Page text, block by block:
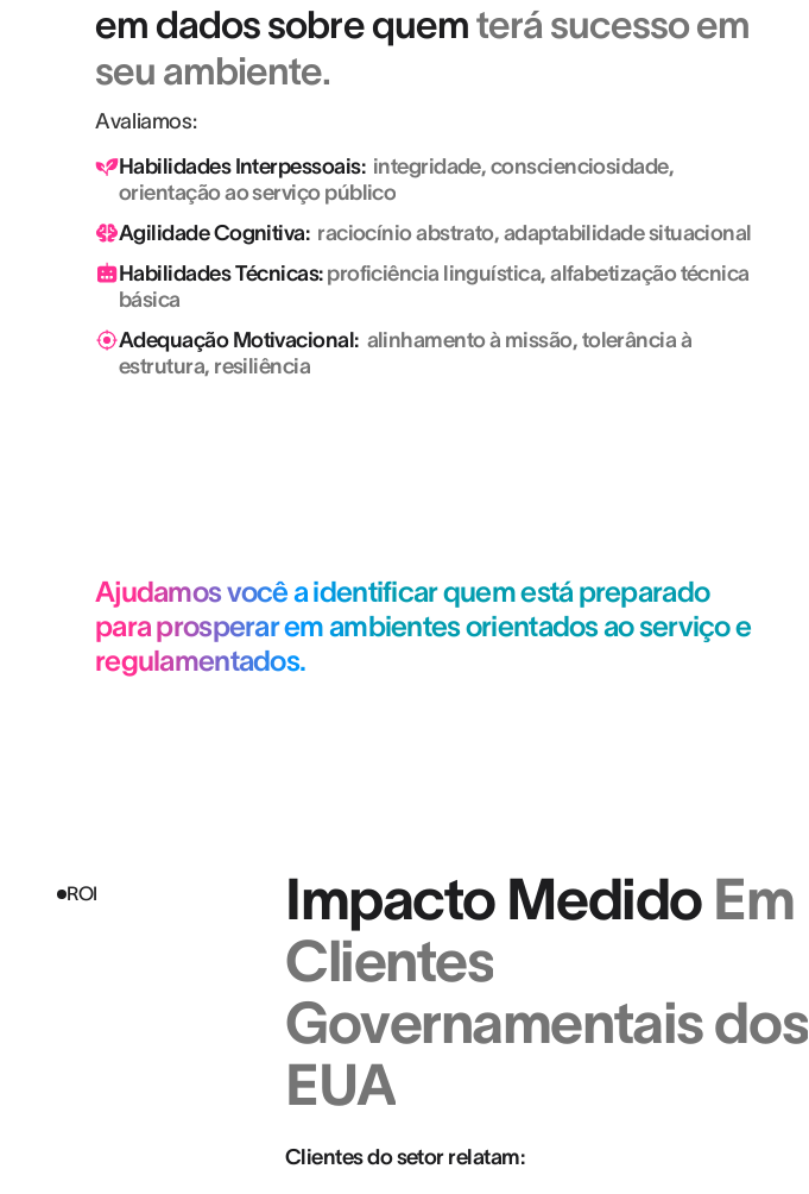
em dados sobre quem terá sucesso em
seu ambiente.
Avaliamos:
Habilidades Interpessoais: integridade, conscienciosidade,
orientação ao serviço público
Agilidade Cognitiva: raciocínio abstrato, adaptabilidade situacional
Habilidades Técnicas:proficiência linguística, alfabetização técnica
básica
Adequação Motivacional: alinhamento à missão, tolerância à
estrutura, resiliência
Ajudamos você a identificar quem está preparado
para prosperar em ambientes orientados ao serviço e
regulamentados.
ROI Impacto Medido Em
Clientes
Governamentais dos
EUA
Clientes do setor relatam: